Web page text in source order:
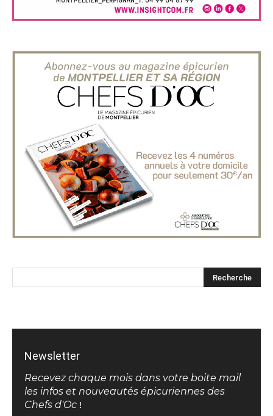
Newsletter
Recevez chaque mois dans votre boite mail
les infos et nouveautés épicuriennes des
Chefs d'Oc !